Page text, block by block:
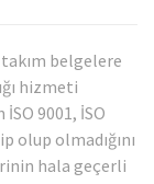
takım belgelere
hizmeti
9001, İSO
olup olmadığını
hala geçerli